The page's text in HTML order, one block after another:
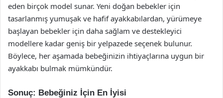
eden birçok model sunar. Yeni doğan bebekler için
tasarlanmış yumuşak ve hafif ayakkabılardan, yürümeye
başlayan bebekler için daha sağlam ve destekleyici
modellere kadar geniş bir yelpazede seçenek bulunur.
Böylece, her aşamada bebeğinizin ihtiyaçlarına uygun bir
ayakkabı bulmak mümkündür.
Sonuç: Bebeğiniz İçin En İyisi